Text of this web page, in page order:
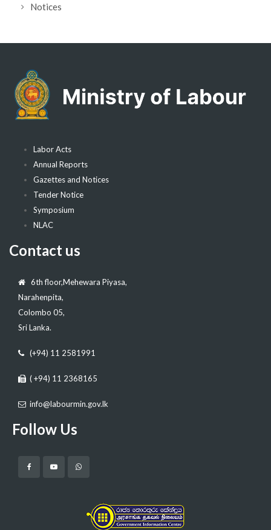
Notices
Labor Acts
Annual Reports
Gazettes and Notices
Tender Notice
Symposium
NLAC
Contact us
6th floor,Mehewara Piyasa,
Narahenpita,
Colombo 05,
Sri Lanka.
(+94) 11 2581991
( +94) 11 2368165
info@labourmin.gov.lk
Follow Us